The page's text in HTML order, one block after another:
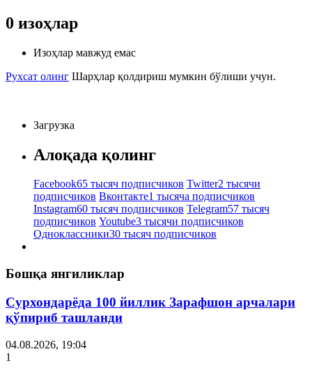
0 изоҳлар
Изоҳлар мавжуд емас
Рухсат олинг Шарҳлар қолдириш мумкин бўлиши учун.
Загрузка
Алоқада қолинг
Facebook65 тысяч подписчиков Twitter2 тысячи
подписчиков Вконтакте1 тысяча подписчиков
Instagram60 тысяч подписчиков Telegram57 тысяч
подписчиков Youtube3 тысячи подписчиков
Одноклассники30 тысяч подписчиков
Бошқа янгиликлар
Сурхондарёда 100 йиллик Зарафшон арчалари
қўпириб ташланди
04.08.2026, 19:04
1